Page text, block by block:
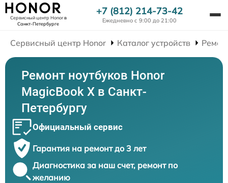
Сервисный центр Honorв
Санкт-Петербурге
+7 (812) 214-73-42
Ежедневно с 9:00 до 21:00
Сервисный центр Honor Каталог устройств
Ремонт ноутбуков Honor
MagicBook X в Санкт-
Петербургу
Официальный сервис
Гарантия на ремонт до 3 лет
Диагностика за наш счет, ремонт по
желанию